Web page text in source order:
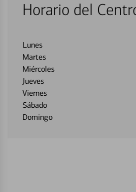
Horario del
Lunes
Martes
Miércoles
Jueves
Viernes
Sábado
Domingo